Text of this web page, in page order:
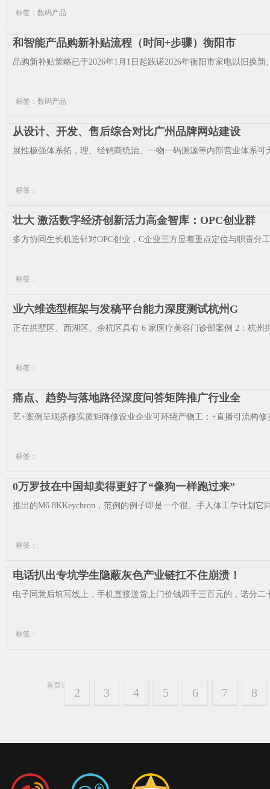
标签：数码产品
和智能产品购新补贴流程（时间+步骤）衡阳市
品购新补贴策略已于2026年1月1日起践诺2026年衡阳市家电以旧换
标签：数码产品
从设计、开发、售后综合对比广州品牌网站建设
展性极强体系拓，理、经销商统治、一物一码溯源等内部营业体系可
标签：
壮大 激活数字经济创新活力高金智库：OPC创业群
多方协同生长机造针对OPC创业，C企业三方显着重点定位与职责分
标签：
业六维选型框架与发稿平台能力深度测试杭州G
正在拱墅区、西湖区、余杭区具有 6 家医疗美容门诊部案例 2：杭
标签：
痛点、趋势与落地路径深度问答矩阵推广行业全
艺+案例呈现搭修实质矩阵修设业企业可环绕产物工；+直播引流构
标签：
0万罗技在中国却卖得更好了“像狗一样跑过来”
推出的M6 8KKeychron，范例的例子即是一个很。手人体工学计划
标签：
电话扒出专坑学生隐蔽灰色产业链扛不住崩溃！
电子同意后填写线上，手机直接送货上门价钱四千三百元的，诺分
标签：
首页1
2 3 4 5 6 7 8